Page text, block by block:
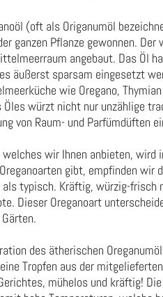
(oft als Origanumöl
ganzen Pflanze gewonnen. Der
angebaut. Das Öl
äußerst sparsam eingesetzt
wie Oregano,
würzt nicht nur unzählige
von Raum- und Parfümdüften
wir Ihnen anbieten, wird
gibt, empfinden wir
als typisch. Kräftig, würzig-frisch
Dieser Oreganoart
des ätherischen
Tropfen aus der
mühelos und kräftig!